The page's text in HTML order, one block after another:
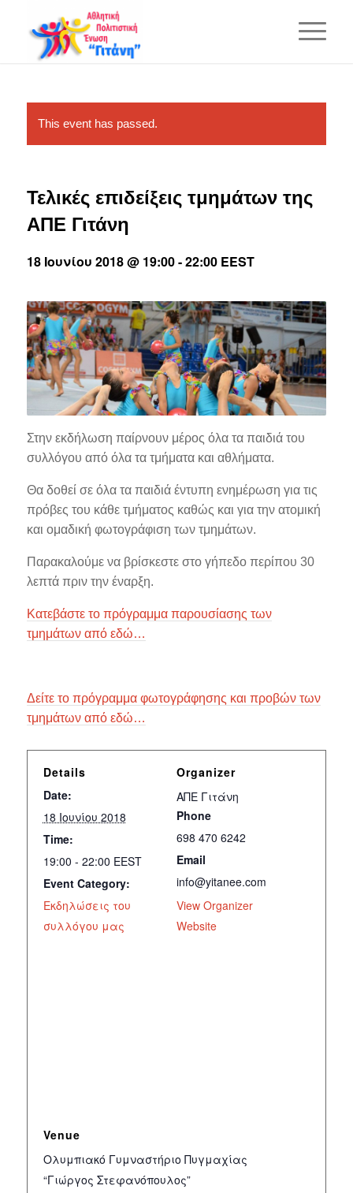
This event has passed.
Τελικές επιδείξεις τμημάτων της
ΑΠΕ Γιτάνη
18 Ιουνίου 2018 @ 19:00-22:00 EEST
Στην εκδήλωση παίρνουν μέρος όλα τα παιδιά του
συλλόγου από όλα τα τμήματα και αθλήματα.
Θα δοθεί σε όλα τα παιδιά έντυπη ενημέρωση για τις
πρόβες του κάθε τμήματος καθώς και για την ατομική
και ομαδική φωτογράφιση των τμημάτων.
Παρακαλούμε να βρίσκεστε στο γήπεδο περίπου 30
λεπτά πριν την έναρξη.
Κατεβάστε το πρόγραμμα παρουσίασης των
τμημάτων από εδώ…
Δείτε το πρόγραμμα φωτογράφησης και προβών των
τμημάτων από εδώ…
Details
Date:
18 Ιουνίου 2018
Time:
19:00 - 22:00 EEST
Event Category:
Εκδηλώσεις του
συλλόγου μας
Organizer
ΑΠΕ Γιτάνη
Phone
698 470 6242
Email
info@yitanee.com
View Organizer
Website
Venue
Ολυμπιακό Γυμναστήριο Πυγμαχίας
“Γιώργος Στεφανόπουλος”